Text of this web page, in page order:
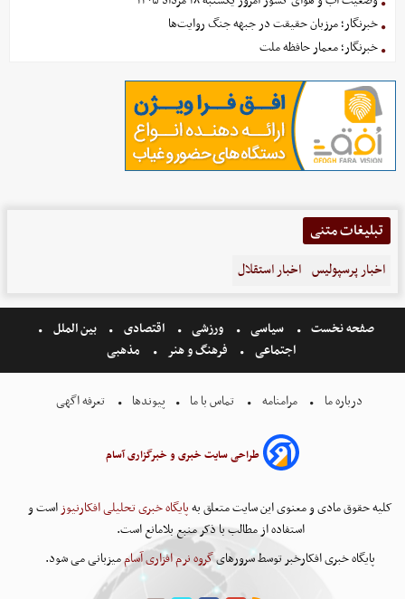
خبرنگار؛ مرزبان حقیقت در جبهه جنگ روایت‌ها
خبرنگار؛ معمار حافظه ملت
تبلیغات متنی
اخبار پرسپولیس اخبار استقلال
صفحه نخست سیاسی ورزشی اقتصادی
بین الملل
اجتماعی
فرهنگ و هنر مذهبی
درباره ما مرامنامه تماس با ما پیوندها تعرفه اگهی
طراحی سایت خبری و خبرگزاری آسام
کلیه حقوق مادی و معنوی این سایت متعلق بهپایگاه خبری تحلیلی افکارنیوزاست و
استفاده از مطالب با ذکر منبع بلامانع است.
پایگاه خبری افکارخبر توسط سرورهایگروه نرم افزاری آساممیزبانی می شود.